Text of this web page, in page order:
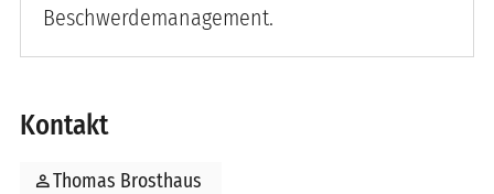
Beschwerdemanagement.
Kontakt
personThomas Brosthaus